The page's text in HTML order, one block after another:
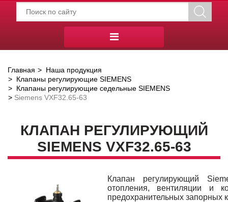
Главная
Наша продукция
Клапаны регулирующие SIEMENS
Клапаны регулирующие седельные SIEMENS
Siemens VXF32.65-63
КЛАПАН РЕГУЛИРУЮЩИЙ
SIEMENS VXF32.65-63
Клапан регулирующий
отопления, вентиляции и
предохранительных запорных